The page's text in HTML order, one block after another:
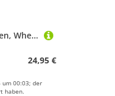
Apollo Longboard Rollen, Wheel Set inkl. Kugellager, 78A - 70mm, Farbe: Solid Pink/Pink
24,95 €
00:03; der
haben.